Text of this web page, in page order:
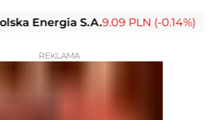
Energia S.A.9.09 PLN (-0.14%)
REKLAMA